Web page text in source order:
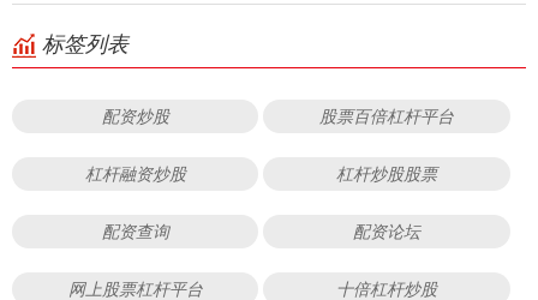
标签列表
配资炒股 股票百倍杠杆平台
杠杆融资炒股 杠杆炒股股票
配资查询 配资论坛
网上股票杠杆平台 十倍杠杆炒股